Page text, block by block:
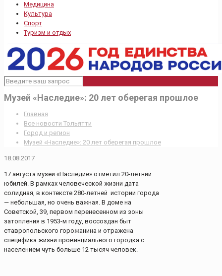
Медицина
Культура
Спорт
Туризм и отдых
Музей «Наследие»: 20 лет оберегая прошлое
Главная
Все новости Тольятти
Город и регион
Музей «Наследие»: 20 лет оберегая прошлое
18.08.2017
17 августа музей «Наследие» отметил 20-летний
юбилей. В рамках человеческой жизни дата
солидная, в контексте 280-летней истории города
— небольшая, но очень важная. В доме на
Советской, 39, первом перенесенном из зоны
затопления в 1953-м году, воссоздан быт
ставропольского горожанина и отражена
специфика жизни провинциального городка с
населением чуть больше 12 тысяч человек.